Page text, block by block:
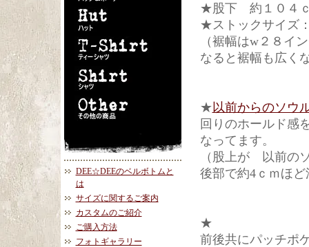
DEE☆DEEのベルボトムと
は
サイズに関するご案内
カスタムのご紹介
ご購入方法
フォトギャラリー
★股下 約１０４
★ストックサイズ
（裾幅はw２８イ
なると裾幅も広く
★以前からのソウ
回りのホールド
なってます。
（股上が 以前の
後部で約4ｃｍほ
★
前後共にパッチポ